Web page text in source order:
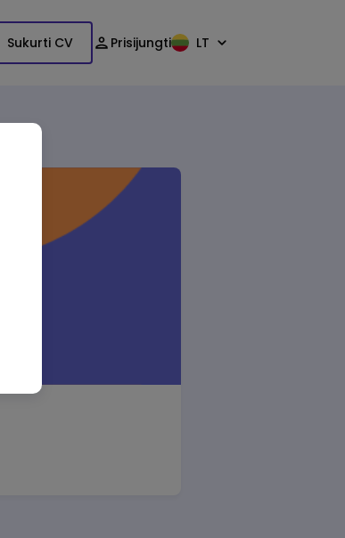
Sukurti CV Prisijungti LT